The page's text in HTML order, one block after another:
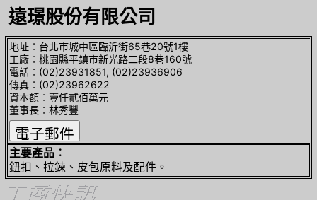
遠璟股份有限公司
地址︰台北市城中區臨沂街65巷20號1樓
工廠︰桃園縣平鎮市新光路二段8巷160號
電話︰(02)23931851, (02)23936906
傳真︰(02)23962622
資本額︰壹仟貳佰萬元
董事長︰林秀豐
主要產品︰
鈕扣、拉鍊、皮包原料及配件。